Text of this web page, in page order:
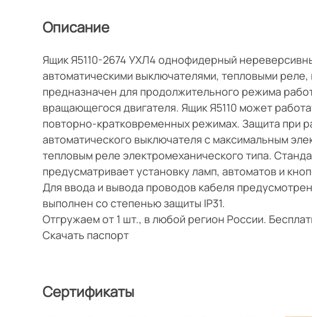
Описание
Ящик Я5110-2674 УХЛ4 однофидерный
автоматическими выключателями, тепловыми
предназначен для продолжительного режима
вращающегося двигателя. Ящик Я5110 может
повторно-кратковременных режимах. Защита при
автоматического выключателя с максимальным
тепловым реле электромеханического типа.
предусматривает установку ламп, автоматов и
Для ввода и вывода проводов кабеля
выполнен со степенью защиты IP31.
Отгружаем от 1 шт., в любой регион России.
Скачать паспорт
Сертификаты